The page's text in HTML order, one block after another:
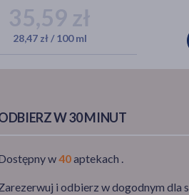
35,59 zł
28,47 zł / 100 ml
W 30 MINUT
w40aptekach .
i odbierz w dogodnym dla